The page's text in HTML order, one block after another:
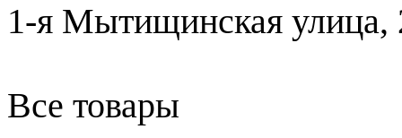
1-я Мытищинская улица,
Все товары